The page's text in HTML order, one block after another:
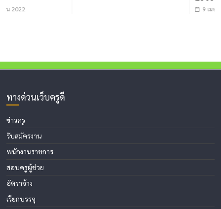
9 เมษายน 2022
ทางด่วนเว็บครูดี
ข่าวครู
รับสมัครงาน
พนักงานราชการ
สอบครูผู้ช่วย
อัตราจ้าง
เรียกบรรจุ